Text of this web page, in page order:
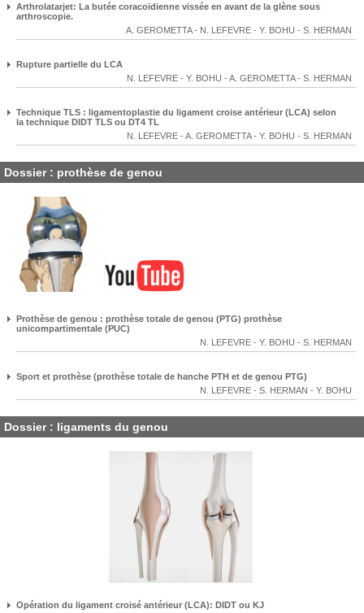
Arthrolatarjet: La butée coracoïdienne vissée en avant de la glène sous
arthroscopie.
A. GEROMETTA- N. LEFEVRE - Y. BOHU - S. HERMAN
Rupture partielle du LCA
N. LEFEVRE - Y. BOHU - A. GEROMETTA- S. HERMAN
Technique TLS : ligamentoplastie du ligament croise antérieur (LCA) selon
la technique DIDT TLS ou DT4 TL
N. LEFEVRE - A. GEROMETTA- Y. BOHU - S. HERMAN
Dossier : prothèse de genou
Prothèse de genou : prothèse totale de genou (PTG) prothèse
unicompartimentale (PUC)
N. LEFEVRE - Y. BOHU - S. HERMAN
Sport et prothèse (prothèse totale de hanche PTH et de genou PTG)
N. LEFEVRE - S. HERMAN - Y. BOHU
Dossier : ligaments du genou
Opération du ligament croisé antérieur (LCA): DIDT ou KJ